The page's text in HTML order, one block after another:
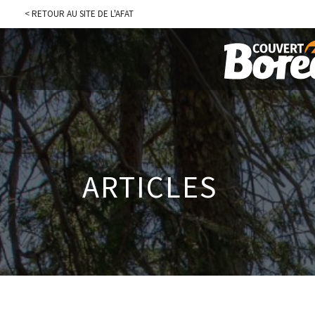
< RETOUR AU SITE DE L'AFAT
ARTICLES